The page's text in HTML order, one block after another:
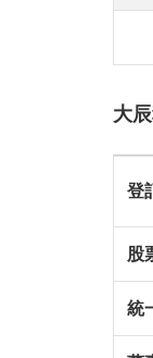
大
登
股
統